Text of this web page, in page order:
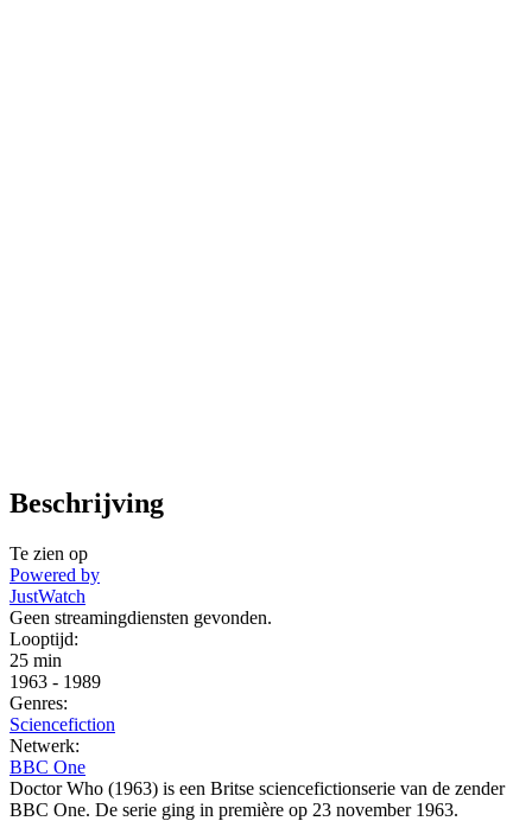
Beschrijving
Te zien op
Powered by
JustWatch
Geen streamingdiensten gevonden.
Looptijd:
25 min
1963 - 1989
Genres:
Sciencefiction
Netwerk:
BBC One
Doctor Who (1963) is een Britse sciencefictionserie van de zender
BBC One. De serie ging in première op 23 november 1963.